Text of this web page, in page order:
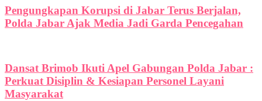
Pengungkapan Korupsi di Jabar Terus Berjalan,
Polda Jabar Ajak Media Jadi Garda Pencegahan
Dansat Brimob Ikuti Apel Gabungan Polda Jabar :
Perkuat Disiplin & Kesiapan Personel Layani
Masyarakat